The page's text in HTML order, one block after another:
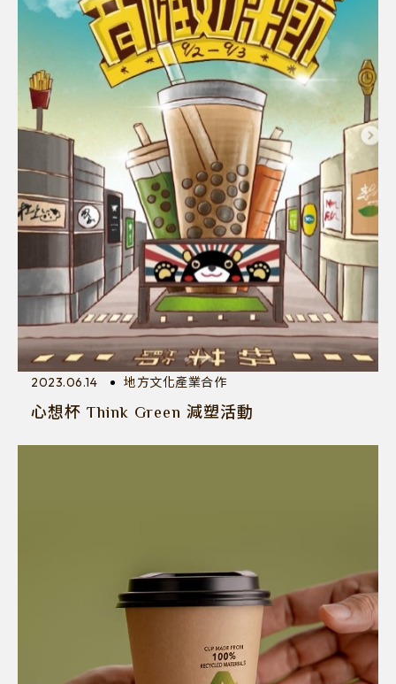
2023.06.14 地方文化產業合作
心想杯 Think Green 減塑活動